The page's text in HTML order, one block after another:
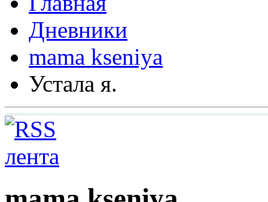
Дневники
mama kseniya
Устала я.